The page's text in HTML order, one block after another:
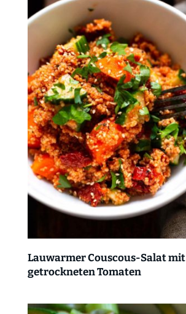
Lauwarmer Couscous-Salat mit
getrockneten Tomaten